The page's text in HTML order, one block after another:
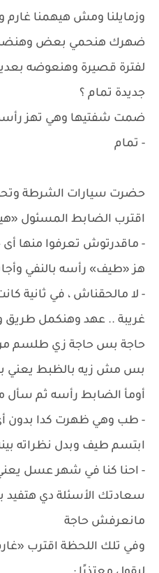
وزمايلنا ومش هيهمنا
ضهرك هنحمي بعض
لفترة قصيرة وهنعوضه
جديدة تمام ؟
ضمت شفتيها وهي تهز
- تمام
حضرت سيارات الشرطة
اقترب الضابط المسئول
- ماقدرتوش تعرفوا منها أى
هز «طيف» رأسه بالنفي
- لا مالحقناش ، في ثانية
غريبة .. عهد وهنكمل طريق
حاجة بس حاجة زي طلسم من
بس مش زيه بالظبط يعني
أومأ الضابط رأسه ثم سأل
- طب وهي ظهرت كدا بدون
ابتسم طيف وبدل نظراته
- احنا كنا في شهر عسل
سعادتك الأسئلة دي هتفيد
مانعرفش حاجة
وفي تلك اللحظة اقترب